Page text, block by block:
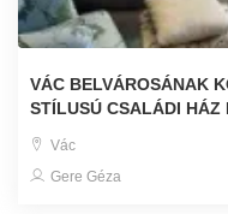
VÁC BELVÁROSÁNAK
STÍLUSÚ CSALÁDI HÁZ
Vác
Gere Géza